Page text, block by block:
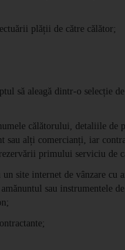
plății de către călător;
să aleagă dintr-o selecție
călătorului, detaliile de
sau alți comercianți, iar
primului serviciu de
site internet de vânzare cu
sau instrumentele